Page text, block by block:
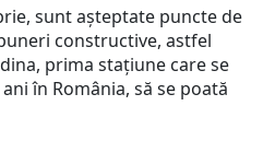
sunt așteptate puncte de
constructive, astfel
prima stațiune care se
în România, să se poată